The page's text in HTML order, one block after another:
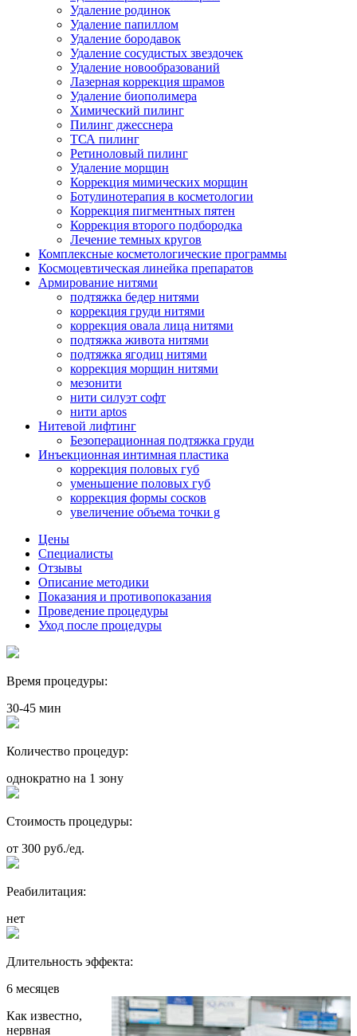
Удаление родинок
Удаление папиллом
Удаление бородавок
Удаление сосудистых звездочек
Удаление новообразований
Лазерная коррекция шрамов
Удаление биополимера
Химический пилинг
Пилинг джесснера
ТСА пилинг
Ретиноловый пилинг
Удаление морщин
Коррекция мимических морщин
Ботулинотерапия в косметологии
Коррекция пигментных пятен
Коррекция второго подбородка
Лечение темных кругов
Комплексные косметологические программы
Космоцевтическая линейка препаратов
Армирование нитями
подтяжка бедер нитями
коррекция груди нитями
коррекция овала лица нитями
подтяжка живота нитями
подтяжка ягодиц нитями
коррекция морщин нитями
мезонити
нити силуэт софт
нити aptos
Нитевой лифтинг
Безоперационная подтяжка груди
Инъекционная интимная пластика
коррекция половых губ
уменьшение половых губ
коррекция формы сосков
увеличение объема точки g
Цены
Специалисты
Отзывы
Описание методики
Показания и противопоказания
Проведение процедуры
Уход после процедуры
Время процедуры:
30-45 мин
Количество процедур:
однократно на 1 зону
Стоимость процедуры:
от 300 руб./ед.
Реабилитация:
нет
Длительность эффекта:
6 месяцев
Как известно,
нервная